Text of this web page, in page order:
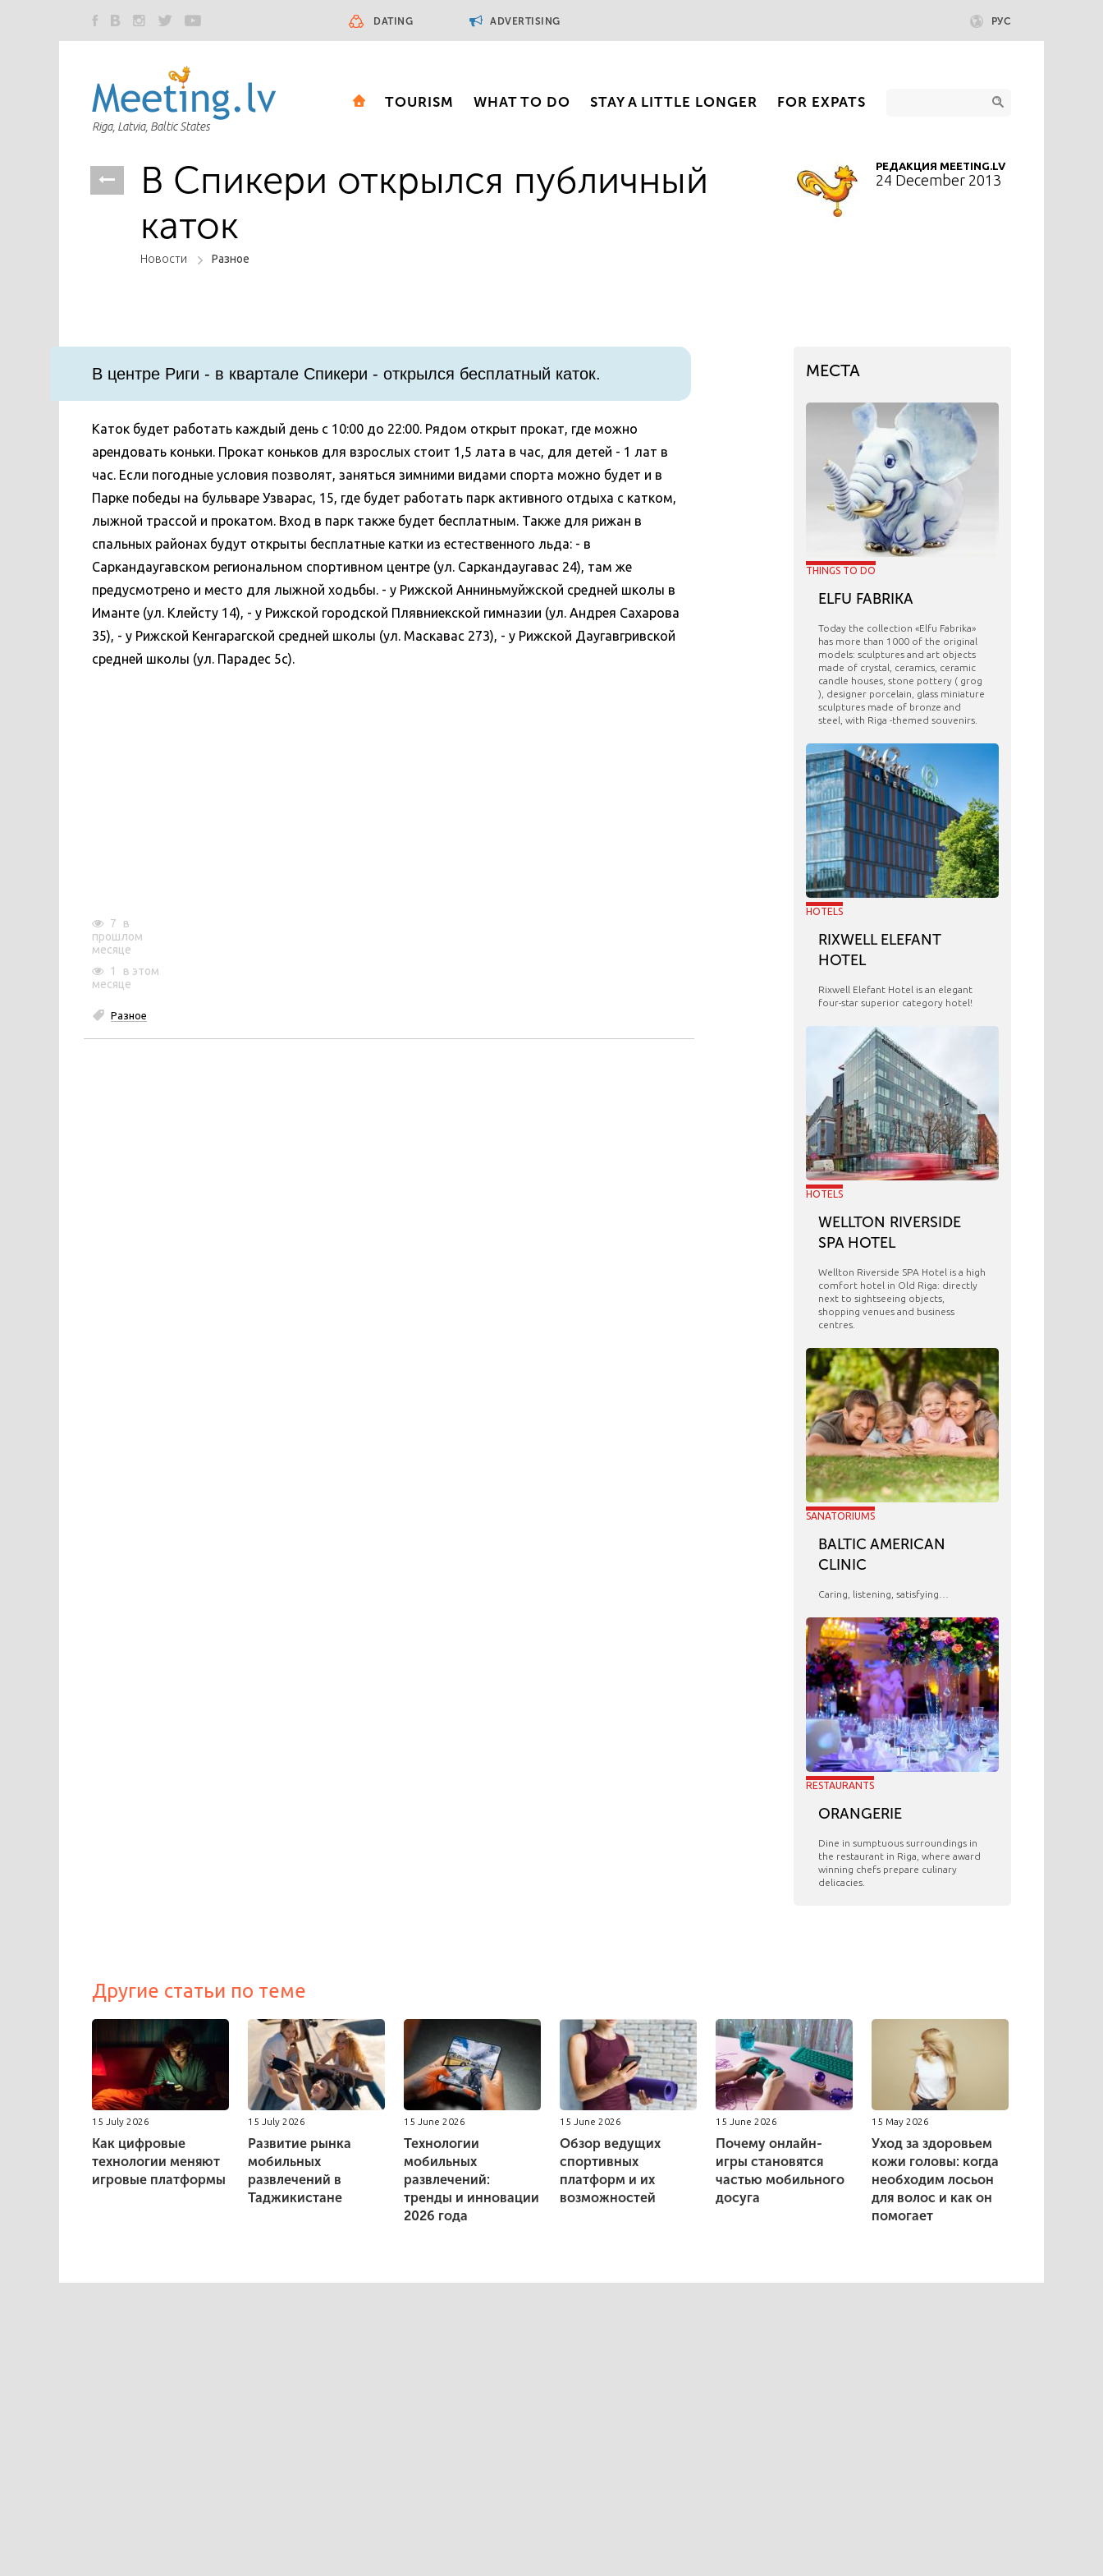
DATING ADVERTISING РУС
Riga, Latvia, Baltic States
TOURISM WHAT TO DO STAY A LITTLE LONGER FOR EXPATS
В Спикери открылся публичный
каток
Новости Разное
РЕДАКЦИЯ MEETING.LV
24 December 2013
В центре Риги - в квартале Спикери - открылся бесплатный каток.
Каток будет работать каждый день с 10:00 до 22:00. Рядом открыт прокат, где можно
арендовать коньки. Прокат коньков для взрослых стоит 1,5 лата в час, для детей - 1 лат в
час. Если погодные условия позволят, заняться зимними видами спорта можно будет и в
Парке победы на бульваре Узварас, 15, где будет работать парк активного отдыха с катком,
лыжной трассой и прокатом. Вход в парк также будет бесплатным. Также для рижан в
спальных районах будут открыты бесплатные катки из естественного льда: - в
Саркандаугавском региональном спортивном центре (ул. Саркандаугавас 24), там же
предусмотрено и место для лыжной ходьбы. - у Рижской Анниньмуйжской средней школы в
Иманте (ул. Клейсту 14), - у Рижской городской Плявниекской гимназии (ул. Андрея Сахарова
35), - у Рижской Кенгарагской средней школы (ул. Маскавас 273), - у Рижской Даугавгривской
средней школы (ул. Парадес 5c).
7
в
прошлом
месяце
1
в этом
месяце
Разное
МЕСТА
THINGS TO DO
ELFU FABRIKA
Today the collection «Elfu Fabrika»
has more than 1000 of the original
models: sculptures and art objects
made ​​of crystal, ceramics, ceramic
candle houses, stone pottery ( grog
), designer porcelain, glass miniature
sculptures made of bronze and
steel, with Riga -themed souvenirs.
HOTELS
RIXWELL ELEFANT
HOTEL
Rixwell Elefant Hotel is an elegant
four-star superior category hotel!
HOTELS
WELLTON RIVERSIDE
SPA HOTEL
Wellton Riverside SPA Hotel is a high
comfort hotel in Old Riga: directly
next to sightseeing objects,
shopping venues and business
centres.
SANATORIUMS
BALTIC AMERICAN
CLINIC
Caring, listening, satisfying…
RESTAURANTS
ORANGERIE
​Dine in sumptuous surroundings in
the restaurant in Riga, where award
winning chefs prepare culinary
delicacies.
Другие статьи по теме
15 July 2026
Как цифровые
технологии меняют
игровые платформы
15 July 2026
Развитие рынка
мобильных
развлечений в
Таджикистане
15 June 2026
Технологии
мобильных
развлечений:
тренды и инновации
2026 года
15 June 2026
Обзор ведущих
спортивных
платформ и их
возможностей
15 June 2026
Почему онлайн-
игры становятся
частью мобильного
досуга
15 May 2026
Уход за здоровьем
кожи головы: когда
необходим лосьон
для волос и как он
помогает